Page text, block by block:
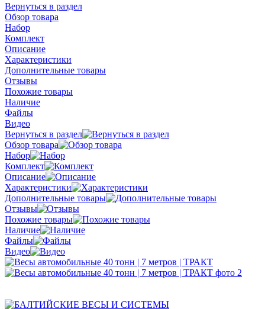
Вернуться в раздел
Обзор товара
Набор
Комплект
Описание
Характеристики
Дополнительные товары
Отзывы
Похожие товары
Наличие
Файлы
Видео
Вернуться в раздел
Обзор товара
Набор
Комплект
Описание
Характеристики
Дополнительные товары
Отзывы
Похожие товары
Наличие
Файлы
Видео